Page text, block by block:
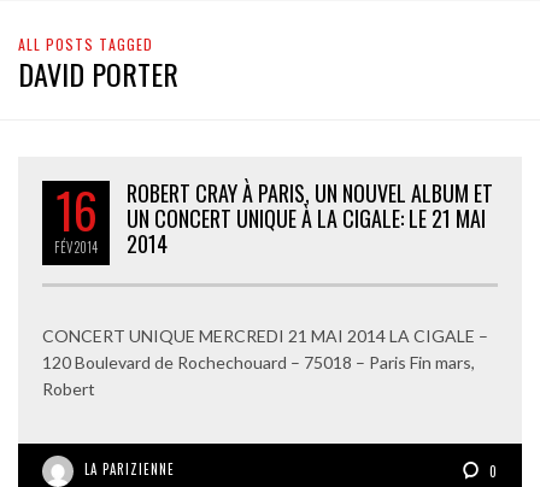
ALL POSTS TAGGED
DAVID PORTER
16
FÉV2014
ROBERT CRAY À PARIS, UN NOUVEL ALBUM ET
UN CONCERT UNIQUE À LA CIGALE: LE 21 MAI
2014
CONCERT UNIQUE MERCREDI 21 MAI 2014 LA CIGALE –
120 Boulevard de Rochechouard – 75018 – Paris Fin mars,
Robert
LA PARIZIENNE 0